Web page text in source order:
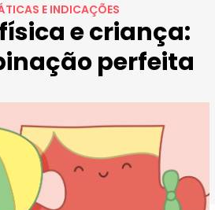
E INDICAÇÕES
e criança:
perfeita